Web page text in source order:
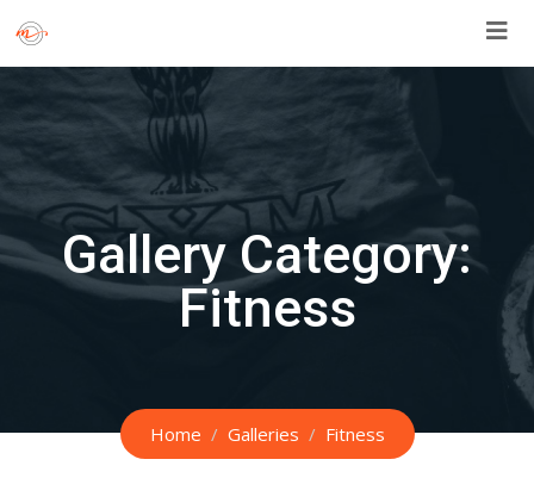
Gallery Category:
Fitness
Home Galleries Fitness